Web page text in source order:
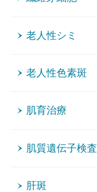
老人性シミ
老人性色素斑
肌育治療
肌質遺伝子検査
肝斑